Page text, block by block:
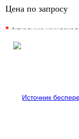
Цена по запросу
*Актуальную цену
В избранное